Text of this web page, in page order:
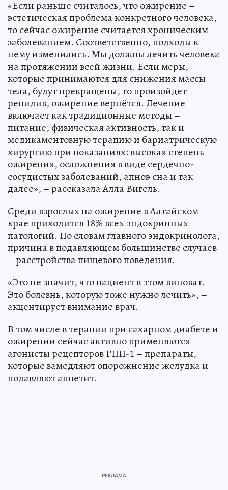
«Если раньше считалось, что ожирение –
эстетическая проблема конкретного человека,
то сейчас ожирение считается хроническим
заболеванием. Соответственно, подходы к
нему изменились. Мы должны лечить человека
на протяжении всей жизни. Если меры,
которые принимаются для снижения массы
тела, будут прекращены, то произойдет
рецидив, ожирение вернётся. Лечение
включает как традиционные методы –
питание, физическая активность, так и
медикаментозную терапию и бариатрическую
хирургию при показаниях: высокая степень
ожирения, осложнения в виде сердечно-
сосудистых заболеваний, апноэ сна и так
далее», – рассказала Алла Вигель.
Среди взрослых на ожирение в Алтайском
крае приходится 18% всех эндокринных
патологий. По словам главного эндокринолога,
причина в подавляющем большинстве случаев
– расстройства пищевого поведения.
«Это не значит, что пациент в этом виноват.
Это болезнь, которую тоже нужно лечить», –
акцентирует внимание врач.
В том числе в терапии при сахарном диабете и
ожирении сейчас активно применяются
агонисты рецепторов ГПП-1 – препараты,
которые замедляют опорожнение желудка и
подавляют аппетит.